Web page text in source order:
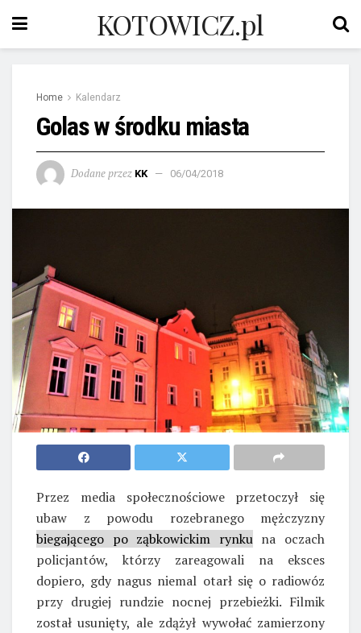
KOTOWICZ.pl
Home Kalendarz
Golas w środku miasta
Dodane przez KK 06/04/2018
Przez media społecznościowe przetoczył się
ubaw z powodu rozebranego mężczyzny
biegającego po ząbkowickim rynkuna oczach
policjantów, którzy zareagowali na eksces
dopiero, gdy nagus niemal otarł się o radiowóz
przy drugiej rundzie nocnej przebieżki. Filmik
został usunięty, ale zdążył wywołać zamierzony